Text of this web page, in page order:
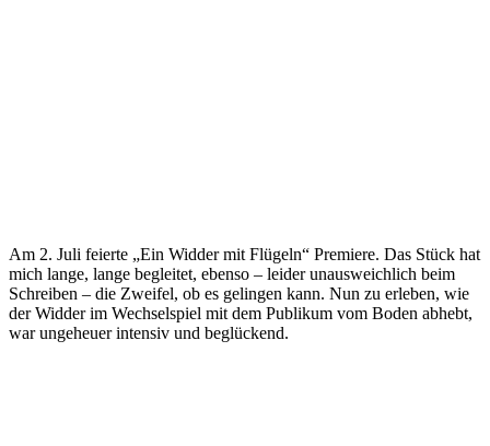
Am 2. Juli feierte „Ein Widder mit Flügeln“ Premiere. Das Stück hat
mich lange, lange begleitet, ebenso – leider unausweichlich beim
Schreiben – die Zweifel, ob es gelingen kann. Nun zu erleben, wie
der Widder im Wechselspiel mit dem Publikum vom Boden abhebt,
war ungeheuer intensiv und beglückend.